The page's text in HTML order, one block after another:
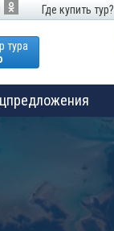
Где купить тур?
тура